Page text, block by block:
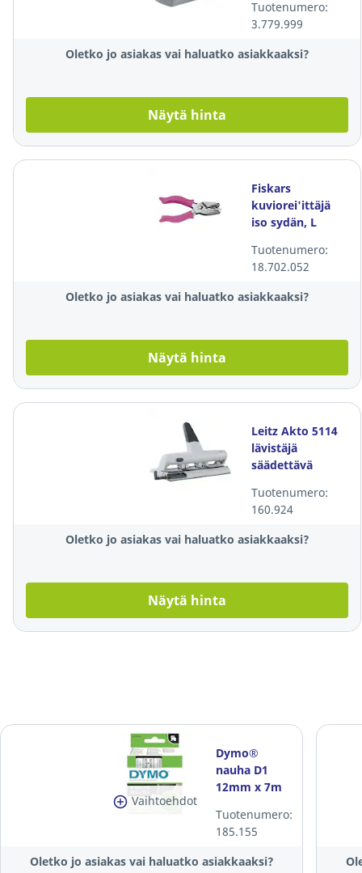
Tuotenumero:
3.779.999
Oletko jo asiakas vai haluatko asiakkaaksi?
Näytä hinta
Fiskars
kuviorei'ittäjä
iso sydän, L
Tuotenumero:
18.702.052
Oletko jo asiakas vai haluatko asiakkaaksi?
Näytä hinta
Leitz Akto 5114
lävistäjä
säädettävä
Tuotenumero:
160.924
Oletko jo asiakas vai haluatko asiakkaaksi?
Näytä hinta
Vaihtoehdot
Dymo®
nauha D1
12mm x 7m
Tuotenumero:
185.155
Oletko jo asiakas vai haluatko asiakkaaksi?